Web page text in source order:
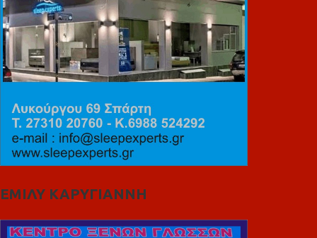
ΕΜΙΛΥ ΚΑΡΥΓΙΑΝΝΗ